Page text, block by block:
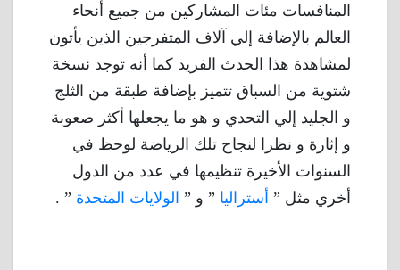
المنافسات مئات المشاركين من جميع أنحاء
العالم بالإضافة إلي آلاف المتفرجين الذين يأتون
لمشاهدة هذا الحدث الفريد كما أنه توجد نسخة
شتوية من السباق تتميز بإضافة طبقة من الثلج
و الجليد إلي التحدي و هو ما يجعلها أكثر صعوبة
و إثارة و نظرا لنجاح تلك الرياضة لوحظ في
السنوات الأخيرة تنظيمها في عدد من الدول
أخري مثل ” أستراليا ” و ” الولايات المتحدة ” .